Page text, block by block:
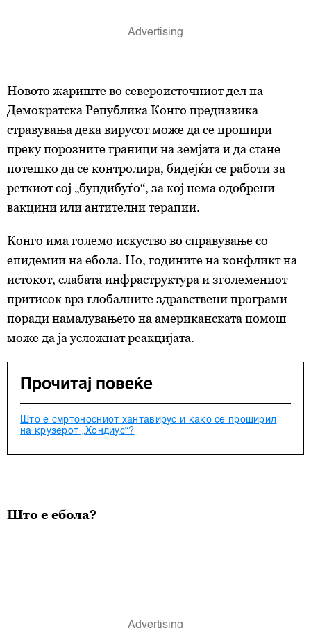
Новото жариште во североисточниот дел на
Демократска Република Конго предизвика
стравувања дека вирусот може да се прошири
преку порозните граници на земјата и да стане
потешко да се контролира, бидејќи се работи за
реткиот сој „бундибуѓо“, за кој нема одобрени
вакцини или антителни терапии.
Конго има големо искуство во справување со
епидемии на ебола. Но, годините на конфликт на
истокот, слабата инфраструктура и зголемениот
притисок врз глобалните здравствени програми
поради намалувањето на американската помош
може да ја усложнат реакцијата.
Прочитај повеќе
Што е смртоносниот хантавирус и како се проширил
на крузерoт „Хондиус“?
Што е ебола?